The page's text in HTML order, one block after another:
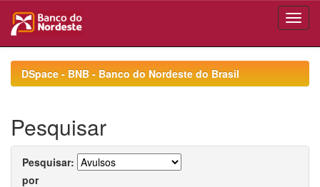
navigationDSpace - BNB - Banco do Nordeste do Brasil
Pesquisar
Pesquisar:
por